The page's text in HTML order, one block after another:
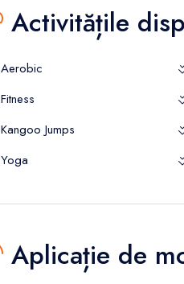
Activitățile
Aerobic
Fitness
Kangoo Jumps
Yoga
Aplicație de